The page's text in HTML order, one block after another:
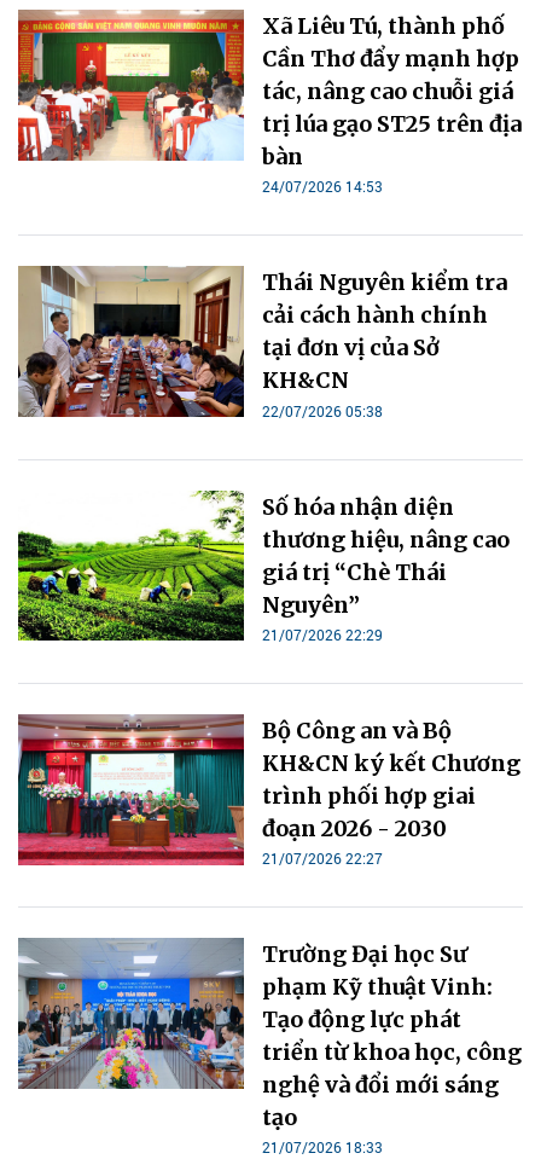
Xã Liêu Tú, thành phố
Cần Thơ đẩy mạnh hợp
tác, nâng cao chuỗi giá
trị lúa gạo ST25 trên địa
bàn
24/07/2026 14:53
Thái Nguyên kiểm tra
cải cách hành chính
tại đơn vị của Sở
KH&CN
22/07/2026 05:38
Số hóa nhận diện
thương hiệu, nâng cao
giá trị “Chè Thái
Nguyên”
21/07/2026 22:29
Bộ Công an và Bộ
KH&CN ký kết Chương
trình phối hợp giai
đoạn 2026 - 2030
21/07/2026 22:27
Trường Đại học Sư
phạm Kỹ thuật Vinh:
Tạo động lực phát
triển từ khoa học, công
nghệ và đổi mới sáng
tạo
21/07/2026 18:33